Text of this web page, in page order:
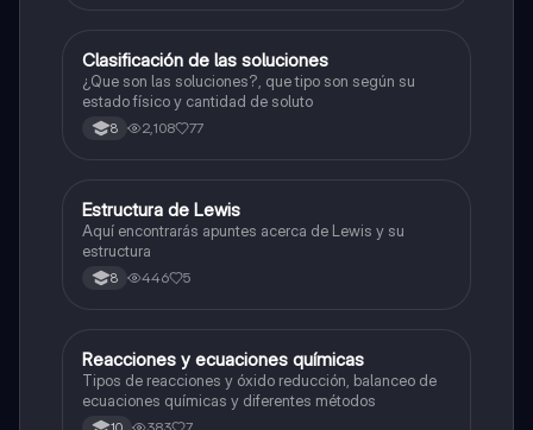
Química
Clasificación de las soluciones
¿Que son las soluciones?, que tipo son según su
estado físico y cantidad de soluto
8 2,108 77
Química
Estructura de Lewis
Aquí encontrarás apuntes acerca de Lewis y su
estructura
8 446 5
Química
Reacciones y ecuaciones químicas
Tipos de reacciones y óxido reducción, balanceo de
ecuaciones químicas y diferentes métodos